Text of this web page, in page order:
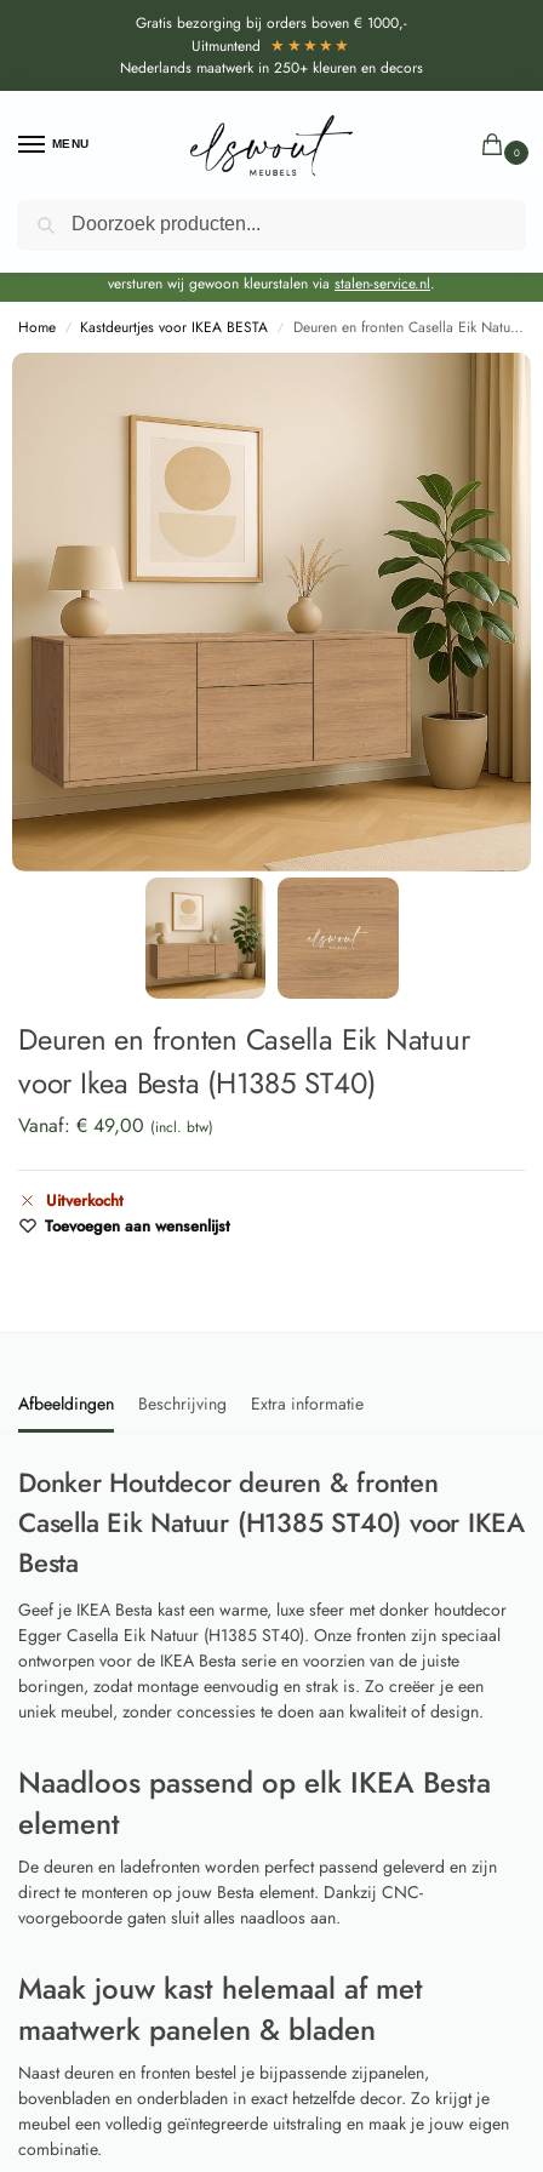
Gratis bezorging bij orders boven € 1000,-
Uitmuntend ★★★★★
Nederlands maatwerk in 250+ kleuren en decors
MENU
0
Door de bouwvakperiode geldt voor alle collecties momenteel een EXTRA
levertijd van circa 3-4 weken bovenop de reguliere levertijd.
versturen wij gewoon kleurstalen via stalen-service.nl.
Home / Kastdeurtjes voor IKEA BESTA / Deuren en fronten Casella Eik Natuur voor Ikea Besta (H1385 ST40)
Deuren en fronten Casella Eik Natuur
voor Ikea Besta (H1385 ST40)
Vanaf: € 49,00 (incl. btw)
Uitverkocht
Toevoegen aan wensenlijst
Afbeeldingen Beschrijving Extra informatie
Donker Houtdecor deuren & fronten
Casella Eik Natuur (H1385 ST40) voor IKEA
Besta
Geef je IKEA Besta kast een warme, luxe sfeer met donker houtdecor
Egger Casella Eik Natuur (H1385 ST40). Onze fronten zijn speciaal
ontworpen voor de IKEA Besta serie en voorzien van de juiste
boringen, zodat montage eenvoudig en strak is. Zo creëer je een
uniek meubel, zonder concessies te doen aan kwaliteit of design.
Naadloos passend op elk IKEA Besta
element
De deuren en ladefronten worden perfect passend geleverd en zijn
direct te monteren op jouw Besta element. Dankzij CNC-
voorgeboorde gaten sluit alles naadloos aan.
Maak jouw kast helemaal af met
maatwerk panelen & bladen
Naast deuren en fronten bestel je bijpassende zijpanelen,
bovenbladen en onderbladen in exact hetzelfde decor. Zo krijgt je
meubel een volledig geïntegreerde uitstraling en maak je jouw eigen
combinatie.